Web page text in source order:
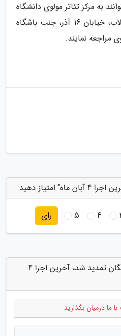
به مرکز تئاتر مولوی دانشگاه
تهران به آدرس خیابان انقلاب، خیابان 16 آذر، جنب باشگاه
مراجعه نمایند.
امتیاز دهید
4
5 رای
دیدگاه های مرتبط با "خدایگان تمدید شد، آخرین اجرا 4
ما درمیان بگذارید